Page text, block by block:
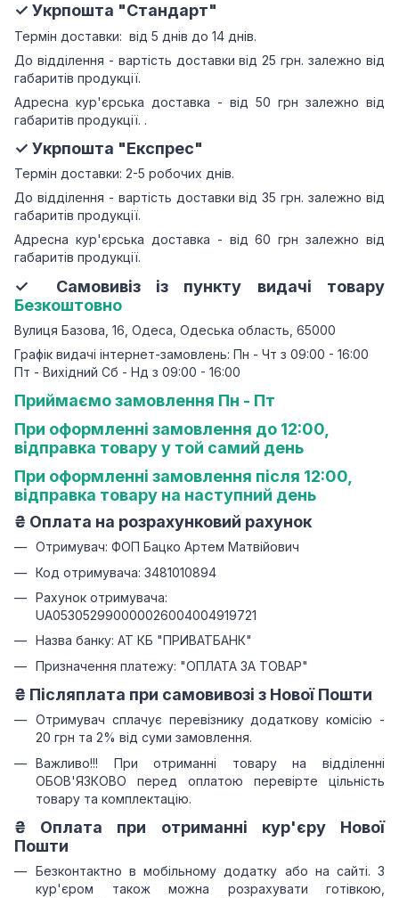
✓ Укрпошта "Стандарт"
Термін доставки: від 5 днів до 14 днів.
До відділення - вартість доставки від 25 грн.залежно від
габаритів продукції.
Адресна кур'єрська доставка - від 50 грн залежно від
габаритів продукції. .
✓ Укрпошта "Експрес"
Термін доставки: 2-5 робочих днів.
До відділення - вартість доставки від 35 грн.залежно від
габаритів продукції.
Адресна кур'єрська доставка - від 60 грн залежно від
габаритів продукції.
✓ Самовивіз із пункту видачі товару
Безкоштовно
Вулиця Базова, 16, Одеса, Одеська область, 65000
Графік видачі інтернет-замовлень: Пн - Чт з 09:00 - 16:00
Пт - Вихідний Сб - Нд з 09:00 - 16:00
Приймаємо замовлення Пн - Пт
При оформленні замовлення до 12:00,
відправка товару у той самий день
При оформленні замовлення після 12:00,
відправка товару на наступний день
₴ Оплата на розрахунковий рахунок
Отримувач: ФОП Бацко Артем Матвійович
Код отримувача: 3481010894
Рахунок отримувача:
UA053052990000026004004919721
Назва банку: АТ КБ "ПРИВАТБАНК"
Призначення платежу: "ОПЛАТА ЗА ТОВАР"
₴ Післяплата при самовивозі з Нової Пошти
Отримувач сплачує перевізнику додаткову комісію -
20 грн та 2% від суми замовлення.
Важливо!!! При отриманні товару на відділенні
ОБОВ'ЯЗКОВО перед оплатою перевірте цільність
товару та комплектацію.
₴ Оплата при отриманні кур'єру Нової
Пошти
Безконтактно в мобільному додатку або на сайті. З
кур'єром також можна розрахувати готівкою,